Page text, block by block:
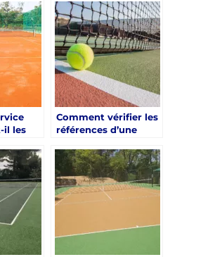
de
rénovation court de
tennis saint tropez ?
il les
saint
Comment vérifier les
références d’une
rénovation court de
tennis à Saint-Tropez
?